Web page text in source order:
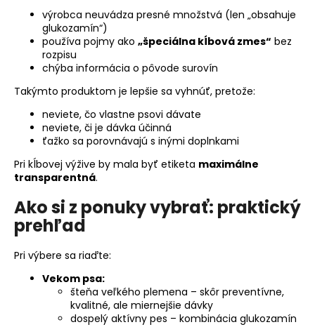
výrobca neuvádza presné množstvá (len „obsahuje
glukozamín“)
používa pojmy ako „špeciálna kĺbová zmes“ bez
rozpisu
chýba informácia o pôvode surovín
Takýmto produktom je lepšie sa vyhnúť, pretože:
neviete, čo vlastne psovi dávate
neviete, či je dávka účinná
ťažko sa porovnávajú s inými doplnkami
Pri kĺbovej výžive by mala byť etiketa maximálne
transparentná.
Ako si z ponuky vybrať: praktický
prehľad
Pri výbere sa riaďte:
Vekom psa:
šteňa veľkého plemena – skôr preventívne,
kvalitné, ale miernejšie dávky
dospelý aktívny pes – kombinácia glukozamín